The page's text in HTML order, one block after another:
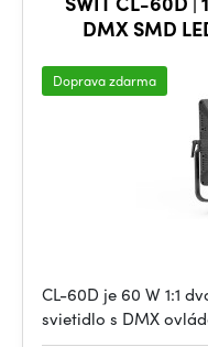
DMX SMD
Doprava zdarma
CL-60D je 60 W 1:1
svietidlo s DMX